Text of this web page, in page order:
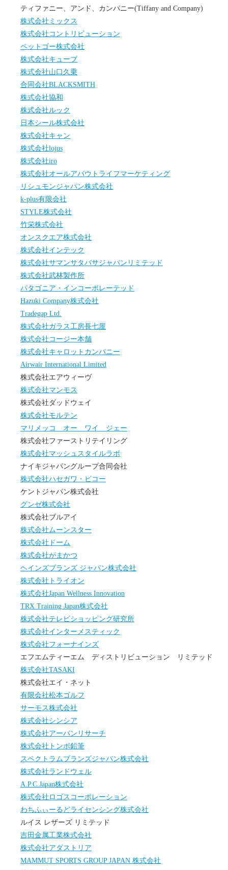
ティファニー、アンド、カンパニー(Tiffany and Company)
株式会社ミックス
株式会社コントリビューション
ペットゴー株式会社
株式会社キューブ
株式会社山口久乗
合同会社BLACKSMITH
株式会社協和
株式会社ルック
日本シール株式会社
株式会社キャン
株式会社lojus
株式会社iro
株式会社オールアバウトライフマーケティング
リシュモンジャパン株式会社
k-plus有限会社
STYLE株式会社
竹栄株式会社
オンスクエア株式会社
株式会社インテック
株式会社サマンサタバサジャパンリミテッド
株式会社武林製作所
パタゴニア・インコーポレーテッド
Hazuki Company株式会社
Tradegap Ltd.
株式会社ガラス工房長七屋
株式会社コージー本舗
株式会社キャロットカンパニー
Airwair International Limited
株式会社エアウィーヴ
株式会社マンモス
株式会社ダッドウェイ
株式会社モルテン
マリメッコ オー ワイ ジェー
株式会社ファーストリテイリング
株式会社マッシュスタイルラボ
ナイキジャパングループ合同会社
株式会社ハセガワ・ビコー
ケントジャパン株式会社
グンゼ株式会社
株式会社ブルアイ
株式会社ムーンスター
株式会社ドーム
株式会社がまかつ
ヘインズブランズ ジャパン株式会社
株式会社トライオン
株式会社Japan Wellness Innovation
TRX Training Japan株式会社
株式会社テレビショッピング研究所
株式会社インターメスティック
株式会社フォーナインズ
エフエムティーエム ディストリビューション リミテッド
株式会社TASAKI
株式会社エイ・ネット
有限会社松本ゴルフ
サーモス株式会社
株式会社シンシア
株式会社アーバンリサーチ
株式会社トンボ鉛筆
スペクトラムブランズジャパン株式会社
株式会社ランドウェル
A.P.C.Japan株式会社
株式会社ロゴスコーポレーション
わちふぃーるどライセンシング株式会社
ルイス レザーズ リミテッド
吉田金属工業株式会社
株式会社アダストリア
MAMMUT SPORTS GROUP JAPAN 株式会社